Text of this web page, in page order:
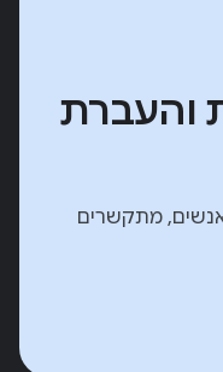
והעברת
מתקשרים